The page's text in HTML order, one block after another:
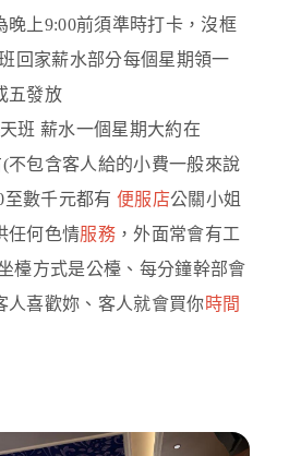
晚上9:00前須準時打卡，沒框
回家薪水部分每個星期領一
五發放
班 薪水一個星期大約在
(不包含客人給的小費一般來說
至數千元都有便服店公關小姐
任何色情服務 ，外面常會有工
檯方式是公檯、每分鐘幹部會
人喜歡妳、客人就會買你時間